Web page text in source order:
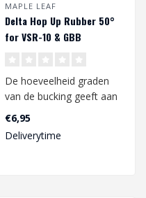
MAPLE LEAF
Delta Hop Up Rubber 50°
for VSR-10 & GBB
De hoeveelheid graden
van de bucking geeft aan
voor welke
mondingssnelheid deze ..
€6,95
Deliverytime